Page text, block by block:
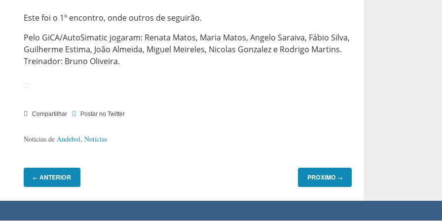
Este foi o 1º encontro, onde outros de seguirão.
Pelo GiCA/AutoSimatic jogaram: Renata Matos, Maria Matos, Angelo Saraiva, Fábio Silva,
Guilherme Estima, João Almeida, Miguel Meireles, Nicolas Gonzalez e Rodrigo Martins.
Treinador: Bruno Oliveira.
Noticias de Andebol, Notícias
← ANTERIOR PROXIMO →